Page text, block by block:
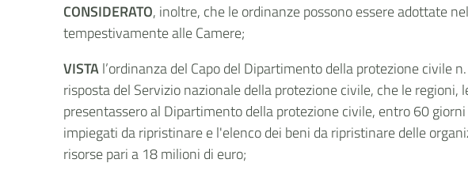
CONSIDERATO, inoltre, che le ordinanze possono essere adottate
tempestivamente alle Camere;
VISTAl’ordinanza del Capo del Dipartimento della protezione civile
risposta del Servizio nazionale della protezione civile, che le
presentassero al Dipartimento della protezione civile, entro 60
impiegati da ripristinare e l'elenco dei beni da ripristinare delle
risorse pari a 18 milioni di euro;